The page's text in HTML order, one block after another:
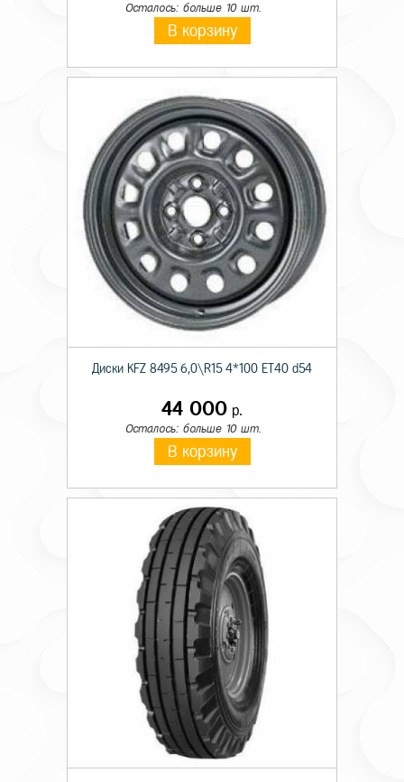
Осталось: больше 10 шт.
В корзину
Диски KFZ 8495 6,0\R15 4*100 ET40 d54
44 000 р.
Осталось: больше 10 шт.
В корзину